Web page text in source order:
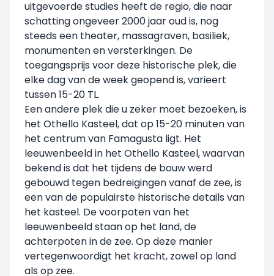
uitgevoerde studies heeft de regio, die naar
schatting ongeveer 2000 jaar oud is, nog
steeds een theater, massagraven, basiliek,
monumenten en versterkingen. De
toegangsprijs voor deze historische plek, die
elke dag van de week geopend is, varieert
tussen 15-20 TL.
Een andere plek die u zeker moet bezoeken, is
het Othello Kasteel, dat op 15-20 minuten van
het centrum van Famagusta ligt. Het
leeuwenbeeld in het Othello Kasteel, waarvan
bekend is dat het tijdens de bouw werd
gebouwd tegen bedreigingen vanaf de zee, is
een van de populairste historische details van
het kasteel. De voorpoten van het
leeuwenbeeld staan op het land, de
achterpoten in de zee. Op deze manier
vertegenwoordigt het kracht, zowel op land
als op zee.